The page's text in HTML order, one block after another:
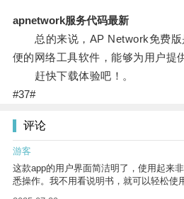
apnetwork服务代码最新
总的来说，AP Network免费版
便的网络工具软件，能够为用户提
赶快下载体验吧！。
#37#
评论
游客
这款app的用户界面简洁明了，使用起来
悉操作。我不用看说明书，就可以轻松使